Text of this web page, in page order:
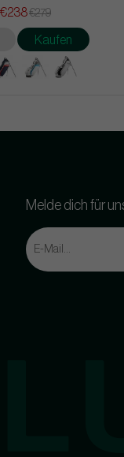
€238€279
Kaufen
Melde dich für